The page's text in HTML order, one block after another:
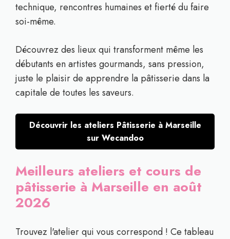
technique, rencontres humaines et fierté du faire
soi-même.
Découvrez des lieux qui transforment même les
débutants en artistes gourmands, sans pression,
juste le plaisir de apprendre la pâtisserie dans la
capitale de toutes les saveurs.
Découvrir les ateliers Pâtisserie à Marseille
sur Wecandoo
Meilleurs ateliers et cours de
pâtisserie à Marseille en août
2026
Trouvez l'atelier qui vous correspond ! Ce tableau